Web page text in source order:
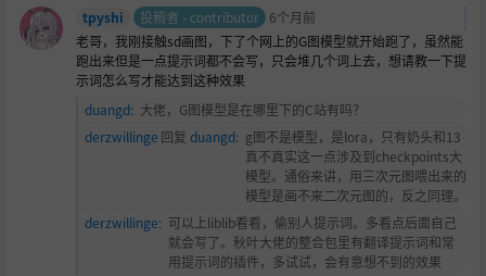
tpyshi 投稿者 - contributor 6个月前
老哥，我刚接触sd画图，下了个网上的G图模型就开始跑了，虽然能
跑出来但是一点提示词都不会写，只会堆几个词上去，想请教一下提
示词怎么写才能达到这种效果
duangd: 大佬，G图模型是在哪里下的C站有吗？
derzwillinge 回复 duangd: g图不是模型，是lora，只有奶头和13
真不真实这一点涉及到checkpoints大
模型。通俗来讲，用三次元图喂出来的
模型是画不来二次元图的，反之同理。
derzwillinge: 可以上liblib看看，偷别人提示词。多看点后面自己
就会写了。秋叶大佬的整合包里有翻译提示词和常
用提示词的插件，多试试，会有意想不到的效果